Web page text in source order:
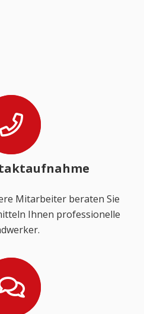
Mitarbeiter beraten Sie
Ihnen professionelle